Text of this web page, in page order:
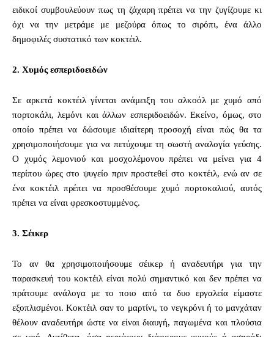
ειδικοί συμβουλεύουν πως τη ζάχαρη πρέπει να την ζυγίζουμε κι
όχι να την μετράμε με μεζούρα όπως το σιρόπι, ένα άλλο
δημοφιλές συστατικό των κοκτέιλ.
2. Χυμός εσπεριδοειδών
Σε αρκετά κοκτέιλ γίνεται ανάμειξη του αλκοόλ με χυμό από
πορτοκάλι, λεμόνι και άλλων εσπεριδοειδών. Εκείνο, όμως, στο
οποίο πρέπει να δώσουμε ιδιαίτερη προσοχή είναι πώς θα τα
χρησιμοποιήσουμε για να πετύχουμε τη σωστή αναλογία γεύσης.
Ο χυμός λεμονιού και μοσχολέμονου πρέπει να μείνει για 4
περίπου ώρες στο ψυγείο πριν προστεθεί στο κοκτέιλ, ενώ αν σε
ένα κοκτέιλ πρέπει να προσθέσουμε χυμό πορτοκαλιού, αυτός
πρέπει να είναι φρεσκοστυμμένος.
3. Σέικερ
Το αν θα χρησιμοποιήσουμε σέικερ ή αναδευτήρι για την
παρασκευή του κοκτέιλ είναι πολύ σημαντικό και δεν πρέπει να
πράτουμε ανάλογα με το ποιο από τα δυο εργαλεία είμαστε
εξοπλισμένοι. Κοκτέιλ σαν το μαρτίνι, το νεγκρόνι ή το μανχάταν
θέλουν αναδευτήρι ώστε να είναι διαυγή, παγωμένα και πλούσια